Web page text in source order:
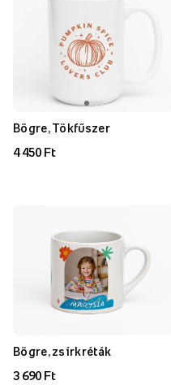
Bögre, Tökfűszer
4 450 Ft
Bögre, zsírkréták
3 690 Ft